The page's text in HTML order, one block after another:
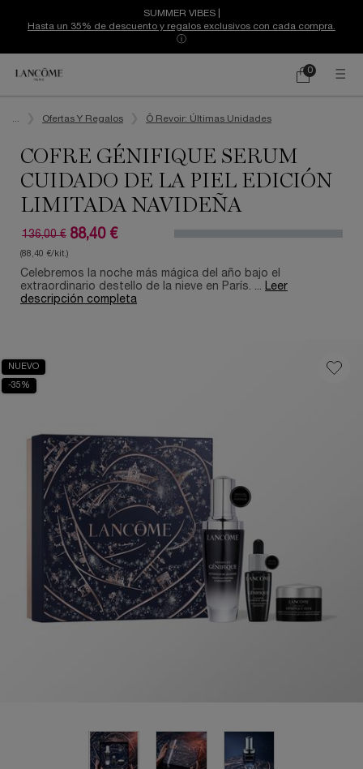
SUMMER VIBES |
Hasta un 35% de descuento y regalos exclusivos con cada compra.
ⓘ
Mi
0
0 producto
Ofertas Y Regalos Ô Revoir: Últimas Unidades
COFRE GÉNIFIQUE SERUM
CUIDADO DE LA PIEL EDICIÓN
LIMITADA NAVIDEÑA
Precio antiguo
136,00 €
Precio nuevo
88,40 €
(88,40 €/kit.)
Celebremos la noche más mágica del año bajo el
extraordinario destello de la nieve en París. ... Leer
descripción completa
NUEVO
-35%